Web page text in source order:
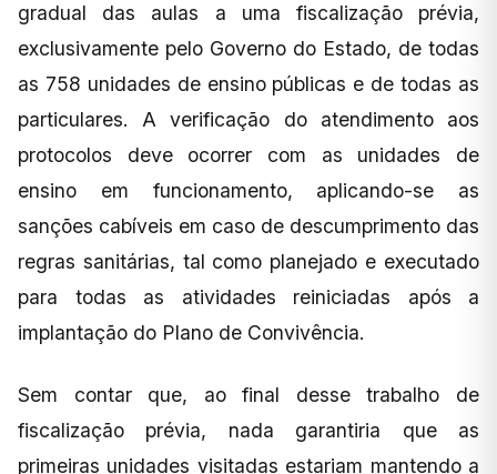
gradual das aulas a uma fiscalização prévia,
exclusivamente pelo Governo do Estado, de todas
as 758 unidades de ensino públicas e de todas as
particulares. A verificação do atendimento aos
protocolos deve ocorrer com as unidades de
ensino em funcionamento, aplicando-se as
sanções cabíveis em caso de descumprimento das
regras sanitárias, tal como planejado e executado
para todas as atividades reiniciadas após a
implantação do Plano de Convivência.
Sem contar que, ao final desse trabalho de
fiscalização prévia, nada garantiria que as
primeiras unidades visitadas estariam mantendo a